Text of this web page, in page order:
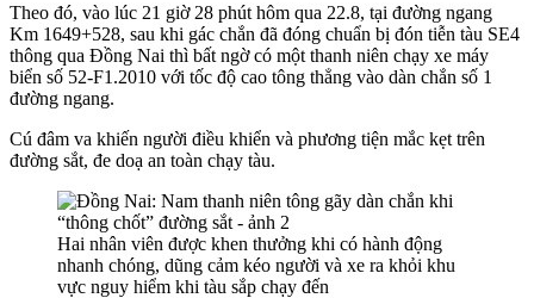
Theo đó, vào lúc 21 giờ 28 phút hôm qua 22.8, tại đường ngang
Km 1649+528, sau khi gác chắn đã đóng chuẩn bị đón tiễn tàu SE4
thông qua Đồng Nai thì bất ngờ có một thanh niên chạy xe máy
biển số 52-F1.2010 với tốc độ cao tông thẳng vào dàn chắn số 1
đường ngang.
Cú đâm va khiến người điều khiển và phương tiện mắc kẹt trên
đường sắt, đe doạ an toàn chạy tàu.
Hai nhân viên được khen thưởng khi có hành động
nhanh chóng, dũng cảm kéo người và xe ra khỏi khu
vực nguy hiểm khi tàu sắp chạy đến